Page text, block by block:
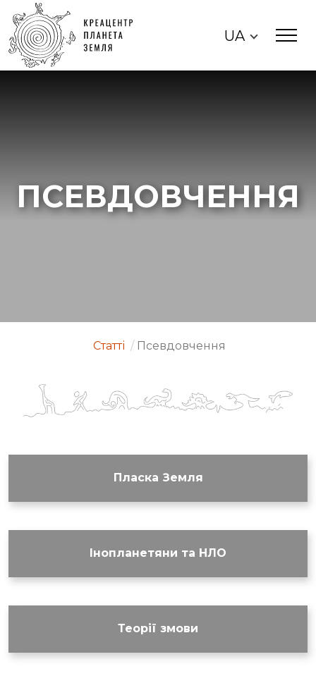
UA
ПСЕВДОВЧЕННЯ
Статті / Псевдовчення
Пласка Земля
Інопланетяни та НЛО
Теорії змови